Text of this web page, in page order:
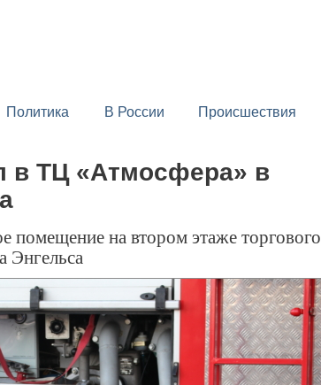
Политика В России Происшествия
в ТЦ «Атмосфера» в
помещение на втором этаже торгового
Энгельса